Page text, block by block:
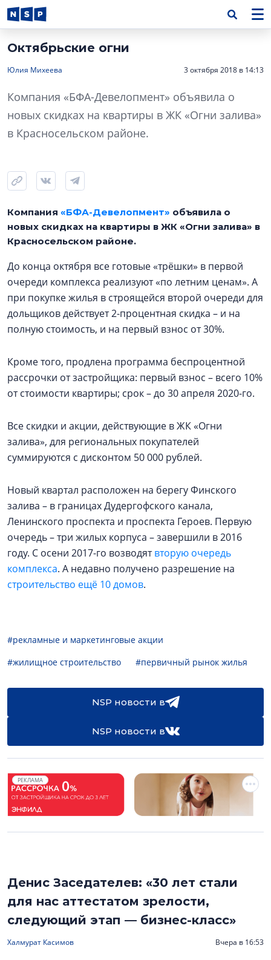
Октябрьские огни
Юлия Михеева 3 октября 2018 в 14:13
Компания «БФА-Девелопмент» объявила о
новых скидках на квартиры в ЖК «Огни залива»
в Красносельском районе.
Компания «БФА-Девелопмент» объявила о
новых скидках на квартиры в ЖК «Огни залива» в
Красносельском районе.
До конца октября все готовые «трёшки» в первой
очереди комплекса реализуют «по летним ценам». А
при покупке жилья в строящейся второй очереди для
дольщиков действует 2-процентная скидка – и на
полную стоимость, и на первый взнос от 30%.
Кроме того, продлена программа беспроцентной
рассрочки от застройщика: первый взнос – всего 10%
от стоимости квартиры; срок – до 30 апреля 2020-го.
Все скидки и акции, действующие в ЖК «Огни
залива», для региональных покупателей
суммируются с дисконтом 50 000 рублей.
Новый квартал расположен на берегу Финского
залива – в границах Дудергофского канала,
Ленинского проспекта и проспекта Героев. Первую
очередь – три жилых корпуса – завершили в 2016
году. С осени 2017-го возводятвторую очередь
комплекса. А недавно получено разрешение на
строительство ещё 10 домов.
#рекламные и маркетинговые акции
#жилищное строительство
#первичный рынок жилья
NSP новости в
NSP новости в
РЕКЛАМА
Денис Заседателев: «30 лет стали
для нас аттестатом зрелости,
следующий этап — бизнес-класс»
Халмурат Касимов Вчера в 16:53